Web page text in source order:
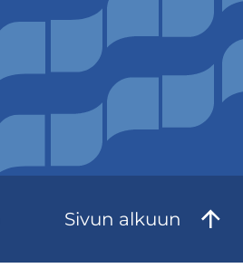
Sivun al­kuun